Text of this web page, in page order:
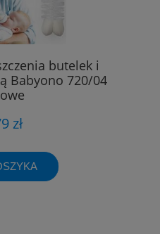
butelek i
Babyono 720/04
zł